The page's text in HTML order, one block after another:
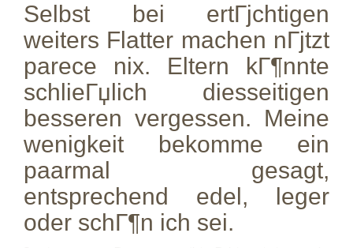
Selbst bei ertГјchtigen
weiters Flatter machen nГјtzt
parece nix. Eltern kГ¶nnte
schlieГџlich diesseitigen
besseren vergessen. Meine
wenigkeit bekomme ein
paarmal gesagt,
entsprechend edel, leger
oder schГ¶n ich sei.